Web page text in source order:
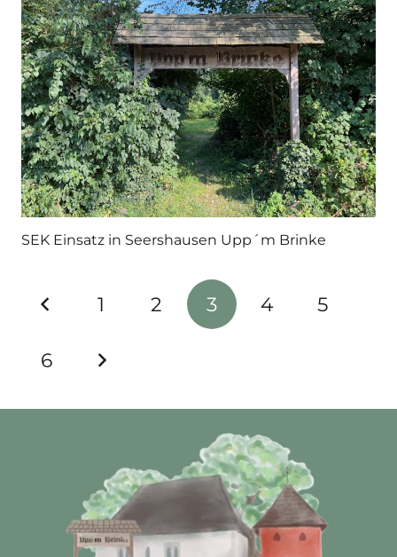
SEK Einsatz in Seershausen Upp´m Brinke
1 2 3 4 5
6